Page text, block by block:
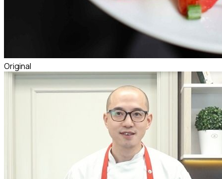
Original